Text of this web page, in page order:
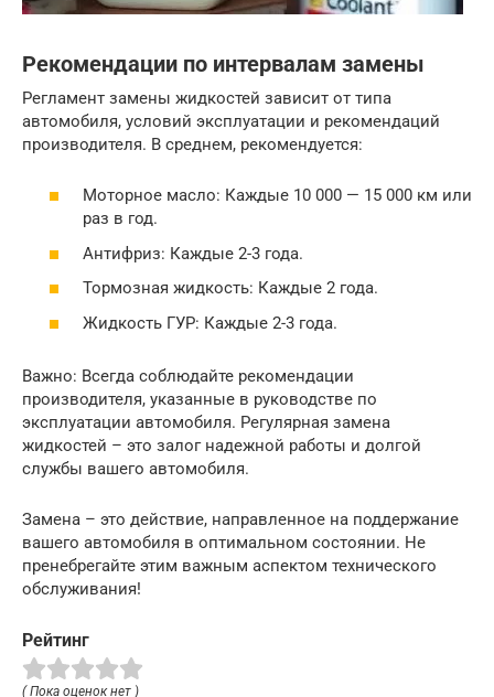
Рекомендации по интервалам замены
Регламент замены жидкостей зависит от типа
автомобиля, условий эксплуатации и рекомендаций
производителя. В среднем, рекомендуется:
Моторное масло: Каждые 10 000 — 15 000 км или
раз в год.
Антифриз: Каждые 2-3 года.
Тормозная жидкость: Каждые 2 года.
Жидкость ГУР: Каждые 2-3 года.
Важно: Всегда соблюдайте рекомендации
производителя, указанные в руководстве по
эксплуатации автомобиля. Регулярная замена
жидкостей – это залог надежной работы и долгой
службы вашего автомобиля.
Замена – это действие, направленное на поддержание
вашего автомобиля в оптимальном состоянии. Не
пренебрегайте этим важным аспектом технического
обслуживания!
Рейтинг
( Пока оценок нет )